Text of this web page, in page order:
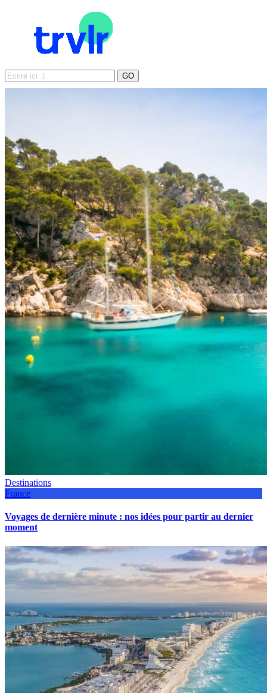
Search
for:
GO
Destinations
France
Voyages de dernière minute : nos idées pour partir au dernier
moment